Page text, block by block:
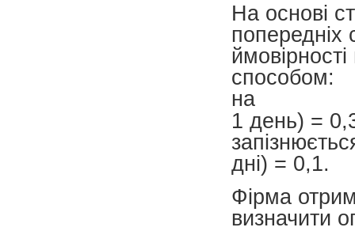
На основі
попередніх
способом:
на
1 день) =
дні) = 0,1.
Фірма
визначити